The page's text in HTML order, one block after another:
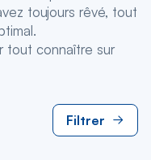
toujours rêvé, tout
tout connaître sur
Filtrer